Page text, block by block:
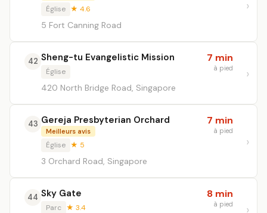
Église ★ 4.6
5 Fort Canning Road
42 Sheng-tu Evangelistic Mission
Église
420 North Bridge Road, Singapore
7 min
à pied
43 Gereja Presbyterian Orchard
Meilleurs avis
Église ★ 5
3 Orchard Road, Singapore
7 min
à pied
44 Sky Gate
Parc ★ 3.4
8 min
à pied